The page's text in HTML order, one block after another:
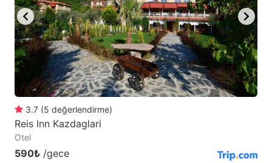
3.7 (5 değerlendirme)
Reis Inn Kazdaglari
Otel
590₺ /gece